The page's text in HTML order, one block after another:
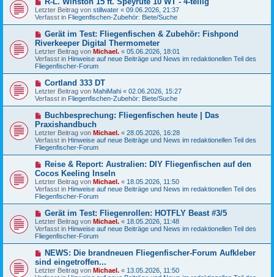
t
r
a
g
e
u
e
B
e
i
t
r
a
g
Letzter Beitrag von stillwater « 09.06.2026, 21:37
Verfasst in Fliegenfischen-Zubehör: Biete/Suche
N
e
u
e
r
B
e
t
r
a
g
Gerät im Test: Fliegenfischen & Zubehör: Fishpond
Riverkeeper Digital Thermometer
Letzter Beitrag von Michael. « 05.06.2026, 18:01
Verfasst in Hinweise auf neue Beiträge und News im redaktionellen Teil des
Fliegenfischer-Forum
N
e
u
e
B
e
i
t
r
a
g
Cortland 333 DT
Letzter Beitrag von MahiMahi « 02.06.2026, 15:27
Verfasst in Fliegenfischen-Zubehör: Biete/Suche
N
u
e
r
B
e
t
r
a
g
Buchbesprechung: Fliegenfischen heute | Das
Praxishandbuch
Letzter Beitrag von Michael. « 28.05.2026, 16:28
Verfasst in Hinweise auf neue Beiträge und News im redaktionellen Teil des
Fliegenfischer-Forum
N
u
e
r
B
e
t
r
a
g
Reise & Report: Australien: DIY Fliegenfischen auf den
Cocos Keeling Inseln
Letzter Beitrag von Michael. « 18.05.2026, 11:50
Verfasst in Hinweise auf neue Beiträge und News im redaktionellen Teil des
Fliegenfischer-Forum
N
e
u
e
r
B
e
i
t
Gerät im Test: Fliegenrollen: HOTFLY Beast #3/5
Letzter Beitrag von Michael. « 18.05.2026, 11:48
Verfasst in Hinweise auf neue Beiträge und News im redaktionellen Teil des
Fliegenfischer-Forum
N
u
e
NEWS: Die brandneuen Fliegenfischer-Forum Aufkleber
sind eingetroffen...
Letzter Beitrag von Michael. « 13.05.2026, 11:50